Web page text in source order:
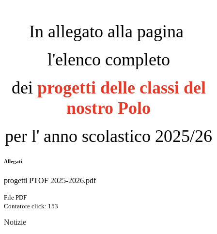
In allegato alla pagina
l'elenco completo
dei progetti delle classi del
nostro Polo
per l' anno scolastico 2025/26
Allegati
progetti PTOF 2025-2026.pdf
File PDF
Contatore click: 153
Notizie